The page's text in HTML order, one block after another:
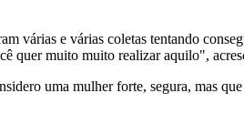
várias e várias coletas tentando
quer muito muito realizar aquilo",
uma mulher forte, segura, mas